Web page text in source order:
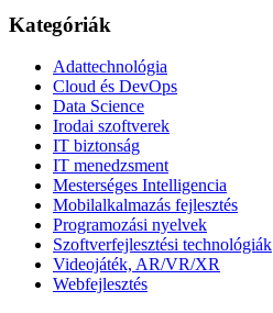
Kategóriák
Adattechnológia
Cloud és DevOps
Data Science
Irodai szoftverek
IT biztonság
IT menedzsment
Mesterséges Intelligencia
Mobilalkalmazás fejlesztés
Programozási nyelvek
Szoftverfejlesztési technológiák
Videojáték, AR/VR/XR
Webfejlesztés